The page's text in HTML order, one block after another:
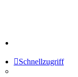
Schnellzugriff